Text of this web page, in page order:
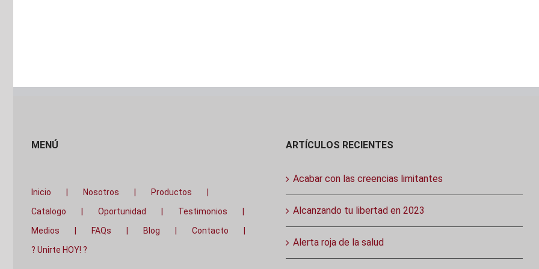
MENÚ
Inicio Nosotros
Productos
Catalogo
Oportunidad
Testimonios
Medios
FAQs Blog
Contacto
? Unirte HOY! ?
ARTÍCULOS RECIENTES
Acabar con las creencias limitantes
Alcanzando tu libertad en 2023
Alerta roja de la salud